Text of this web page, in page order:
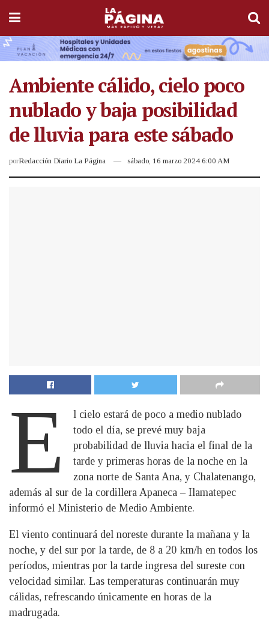
Ambiente cálido, cielo poco
nublado y baja posibilidad
de lluvia para este sábado
porRedacción Diario La Página sábado, 16 marzo 2024 6:00 AM
E
l cielo estará de poco a medio nublado
todo el día, se prevé muy baja
probabilidad de lluvia hacia el final de la
tarde y primeras horas de la noche en la
zona norte de Santa Ana, y Chalatenango,
además al sur de la cordillera Apaneca – Ilamatepec
informó el Ministerio de Medio Ambiente.
El viento continuará del noreste durante la mañana y la
noche, y del sur por la tarde, de 8 a 20 km/h en todos los
períodos, mientras por la tarde ingresa del sureste con
velocidad similar. Las temperaturas continuarán muy
cálidas, refrescando únicamente en horas de la
madrugada.